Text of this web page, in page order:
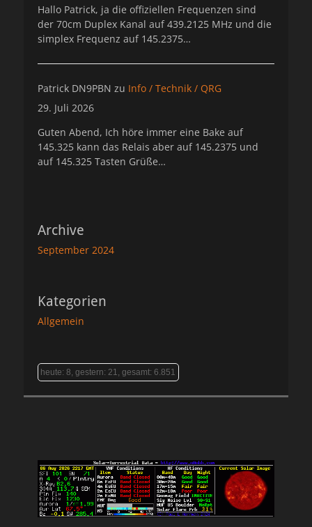
Hallo Patrick, ja die offiziellen Frequenzen sind
der 70cm Duplex Kanal auf 439.2125 MHz und die
simplex Frequenz auf 145.2375…
Patrick DN9PBN zu Info / Technik / QRG
29. Juli 2026
Guten Abend, Ich höre immer eine Bake auf
145.325 kann das Relais aber auf 145.2375 und
auf 145.325 Tasten Grüße…
Archive
September 2024
Kategorien
Allgemein
heute: 8, gestern: 21, gesamt: 6.851